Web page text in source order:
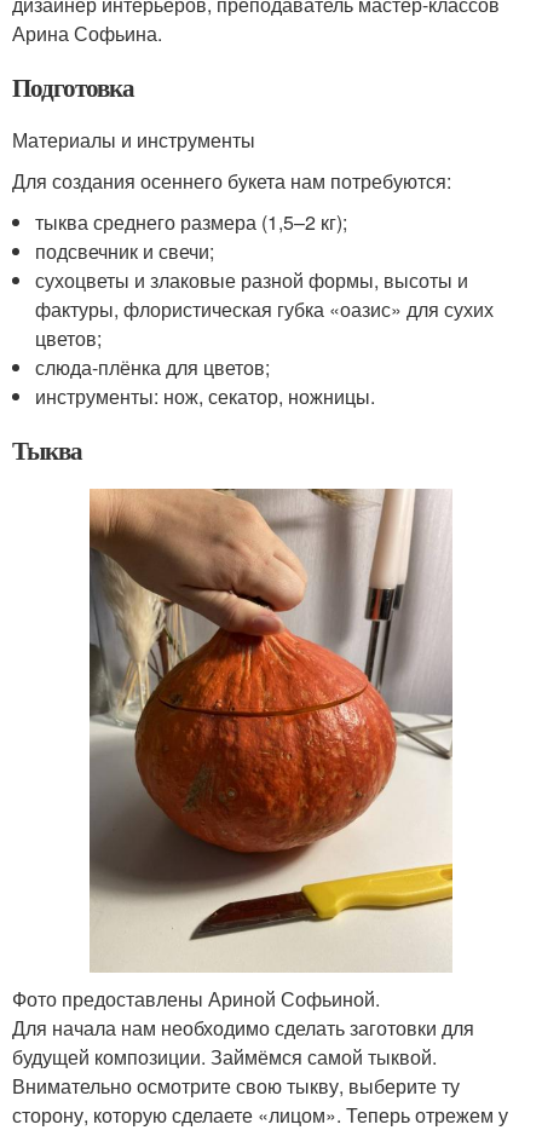
Арина Софьина.
Подготовка
Материалы и инструменты
Для создания осеннего букета нам потребуются:
тыква среднего размера (1,5–2 кг);
подсвечник и свечи;
сухоцветы и злаковые разной формы, высоты и
фактуры, флористическая губка «оазис» для сухих
цветов;
слюда-плёнка для цветов;
инструменты: нож, секатор, ножницы.
Тыква
Фото предоставлены Ариной Софьиной.
Для начала нам необходимо сделать заготовки для
будущей композиции. Займёмся самой тыквой.
Внимательно осмотрите свою тыкву, выберите ту
сторону, которую сделаете «лицом». Теперь отрежем у